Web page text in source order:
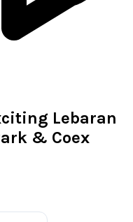
Lebaran
& Coex